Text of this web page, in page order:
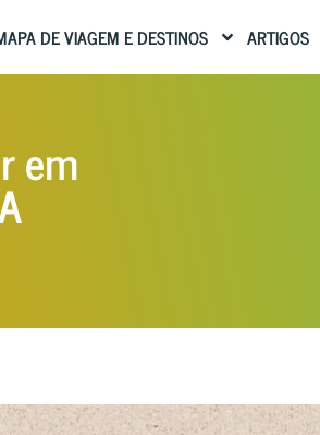
DE VIAGEM E DESTINOS ARTIGOS
em